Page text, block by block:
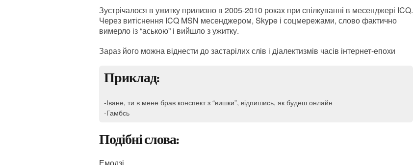
Зустрічалося в ужитку прилизно в 2005-2010 роках при спілкуванні в месенджері ICQ.
Через витіснення ICQ MSN месенджером, Skype і соцмережами, слово фактично
вимерло із “аською” і вийшло з ужитку.
Зараз його можна віднести до застарілих слів і діалектизмів часів інтернет-епохи
Приклад:
-Іване, ти в мене брав конспект з “вишки”, відпишись, як будеш онлайн
-Гамбсь
Подібні слова: